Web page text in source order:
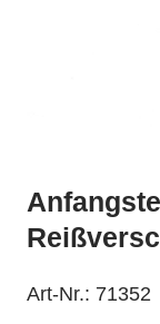
Art-Nr.: 71352